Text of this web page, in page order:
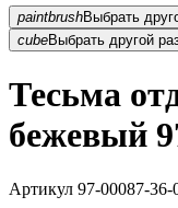
paintbrush
cubeВыбрать другой
Тесьма
бежевый
Артикул 97-00087-36-